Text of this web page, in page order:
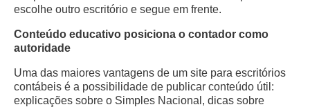
escolhe outro escritório e segue em frente.
Conteúdo educativo posiciona o contador como
autoridade
Uma das maiores vantagens de um site para escritórios
contábeis é a possibilidade de publicar conteúdo útil:
explicações sobre o Simples Nacional, dicas sobre